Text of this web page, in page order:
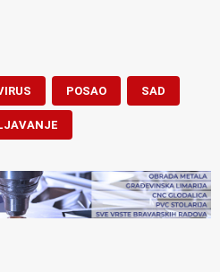
POSAO SAD